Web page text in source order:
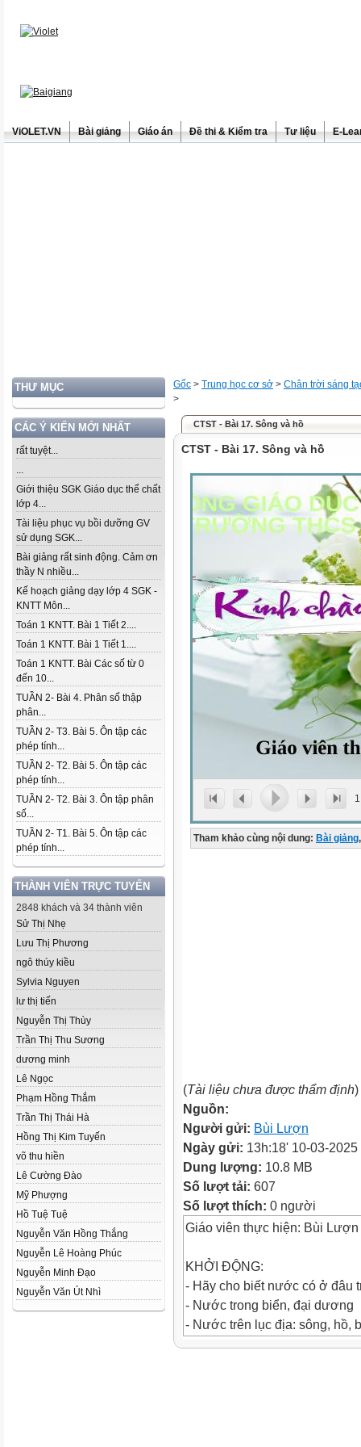
ViOLET.VN Bài giảng Giáo án Đề thi & Kiểm tra Tư liệu E-
THƯ MỤC
CÁC Ý KIẾN MỚI NHẤT
rất tuyệt...
...
Giới thiệu SGK Giáo dục thể chất
lớp 4...
Tài liệu phục vụ bồi dưỡng GV
sử dụng SGK...
Bài giảng rất sinh động. Cảm ơn
thầy N nhiều...
Kế hoạch giảng dạy lớp 4 SGK -
KNTT Môn...
Toán 1 KNTT. Bài 1 Tiết 2....
Toán 1 KNTT. Bài 1 Tiết 1....
Toán 1 KNTT. Bài Các số từ 0
đến 10...
TUẦN 2- Bài 4. Phân số thập
phân...
TUẦN 2- T3. Bài 5. Ôn tập các
phép tính...
TUẦN 2- T2. Bài 5. Ôn tập các
phép tính...
TUẦN 2- T2. Bài 3. Ôn tập phân
số...
TUẦN 2- T1. Bài 5. Ôn tập các
phép tính...
THÀNH VIÊN TRỰC TUYẾN
2848 khách và 34 thành viên
Sử Thị Nhẹ
Lưu Thị Phương
ngô thúy kiều
Sylvia Nguyen
lư thị tiến
Nguyễn Thị Thùy
Trần Thị Thu Sương
dương minh
Lê Ngọc
Phạm Hồng Thắm
Trần Thị Thái Hà
Hồng Thị Kim Tuyến
võ thu hiền
Lê Cường Đào
Mỹ Phượng
Hồ Tuệ Tuệ
Nguyễn Văn Hồng Thắng
Nguyễn Lê Hoàng Phúc
Nguyễn Minh Đạo
Nguyễn Văn Út Nhì
Gốc > Trung học cơ sở > Chân trời sáng
>
CTST - Bài 17. Sông và hồ
CTST - Bài 17. Sông và hồ
1
Tham khảo cùng nội dung: Bài giảng,
(Tài liệu chưa được thẩm định)
Nguồn:
Người gửi: Bùi Lượn
Ngày gửi: 13h:18' 10-03-2025
Dung lượng: 10.8 MB
Số lượt tải: 607
Số lượt thích: 0 người
Giáo viên thực hiện: Bùi Lượn
KHỞI ĐỘNG:
- Hãy cho biết nước có ở đâu
- Nước trong biển, đại dương
- Nước trên lục địa: sông, hồ,